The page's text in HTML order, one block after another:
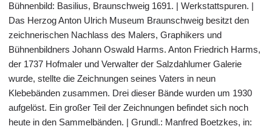
Bühnenbild: Basilius, Braunschweig 1691. | Werkstattspuren. |
Das Herzog Anton Ulrich Museum Braunschweig besitzt den
zeichnerischen Nachlass des Malers, Graphikers und
Bühnenbildners Johann Oswald Harms. Anton Friedrich Harms,
der 1737 Hofmaler und Verwalter der Salzdahlumer Galerie
wurde, stellte die Zeichnungen seines Vaters in neun
Klebebänden zusammen. Drei dieser Bände wurden um 1930
aufgelöst. Ein großer Teil der Zeichnungen befindet sich noch
heute in den Sammelbänden. | Grundl.: Manfred Boetzkes, in: